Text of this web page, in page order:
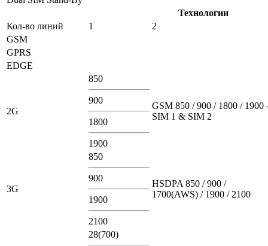
Технологии
Кол-во линий
1
2
GSM
GPRS
EDGE
2G
850
900
1800
1900
GSM 850 / 900 / 1800 / 1900
SIM 1 & SIM 2
3G
850
900
1900
2100
HSDPA 850 / 900 /
1700(AWS) / 1900 / 2100
28(700)